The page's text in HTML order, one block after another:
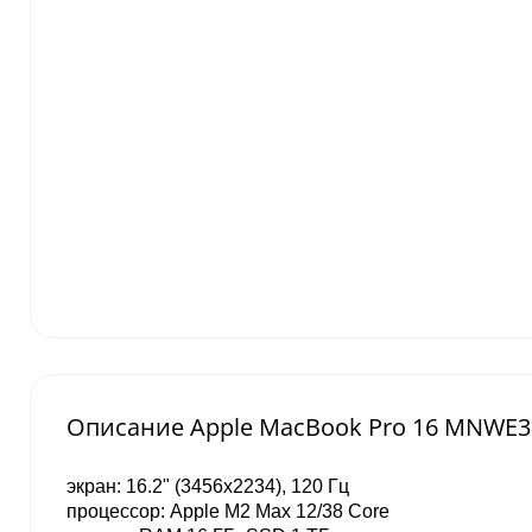
Описание Apple MacBook Pro 16
экран: 16.2" (3456x2234), 120 Гц
процессор: Apple M2 Max 12/38 Core